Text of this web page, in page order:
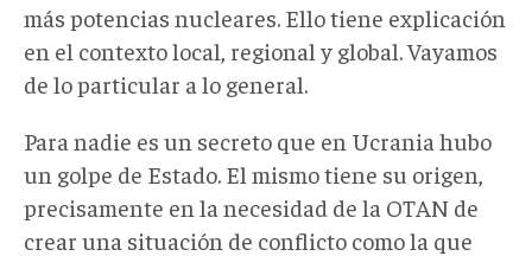
más potencias nucleares. Ello tiene explicación
en el contexto local, regional y global. Vayamos
de lo particular a lo general.
Para nadie es un secreto que en Ucrania hubo
un golpe de Estado. El mismo tiene su origen,
precisamente en la necesidad de la OTAN de
crear una situación de conflicto como la que